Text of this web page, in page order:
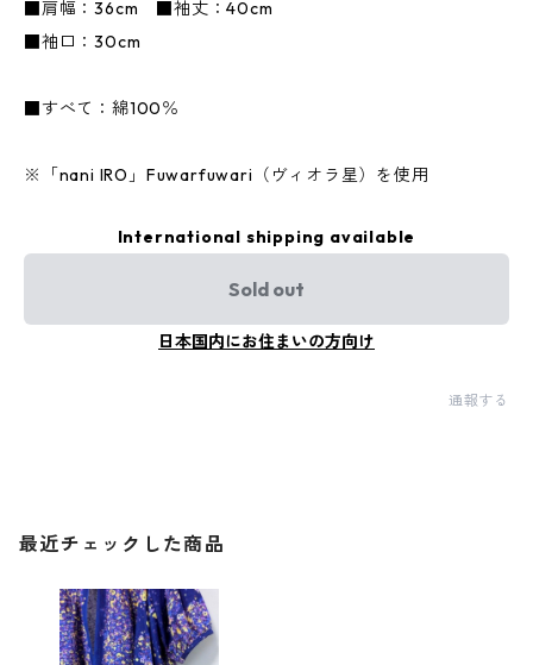
■肩幅：36cm ■袖丈：40cm
■袖口：30cm
■すべて：綿100％
※「nani IRO」Fuwarfuwari（ヴィオラ星）を使用
International shipping available
Sold out
日本国内にお住まいの方向け
通報する
最近チェックした商品